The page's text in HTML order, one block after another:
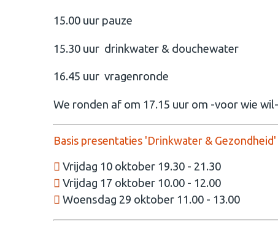
15.00 uur pauze
15.30 uur drinkwater & douchewater
16.45 uur vragenronde
We ronden af om 17.15 uur om -voor wie
Basis presentaties 'Drinkwater &
Vrijdag 10 oktober 19.30 - 21.30
Vrijdag 17 oktober 10.00 - 12.00
Woensdag 29 oktober 11.00 - 13.00